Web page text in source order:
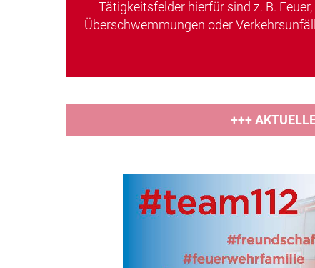
Tätigkeitsfelder hierfür sind z. B. Feuer,
Überschwemmungen oder
+++